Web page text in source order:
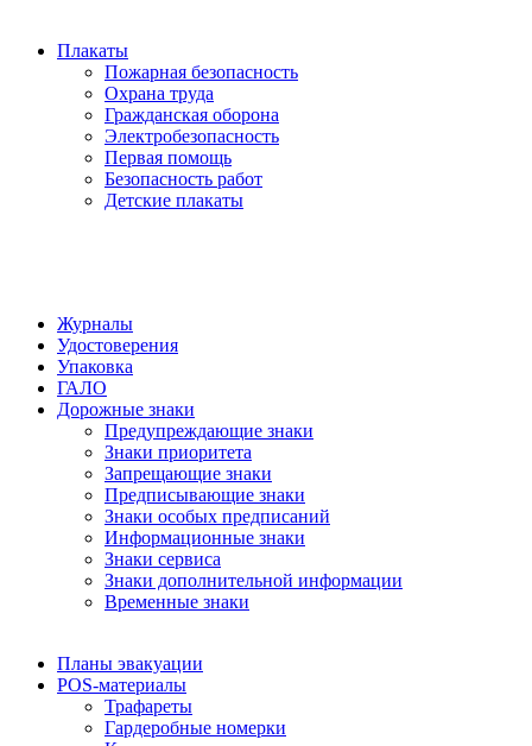
Плакаты
Пожарная безопасность
Охрана труда
Гражданская оборона
Электробезопасность
Первая помощь
Безопасность работ
Детские плакаты
Журналы
Удостоверения
Упаковка
ГАЛО
Дорожные знаки
Предупреждающие знаки
Знаки приоритета
Запрещающие знаки
Предписывающие знаки
Знаки особых предписаний
Информационные знаки
Знаки сервиса
Знаки дополнительной информации
Временные знаки
Планы эвакуации
POS-материалы
Трафареты
Гардеробные номерки